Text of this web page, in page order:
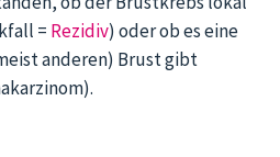
= Rezidiv) oder ob es eine
anderen) Brust gibt